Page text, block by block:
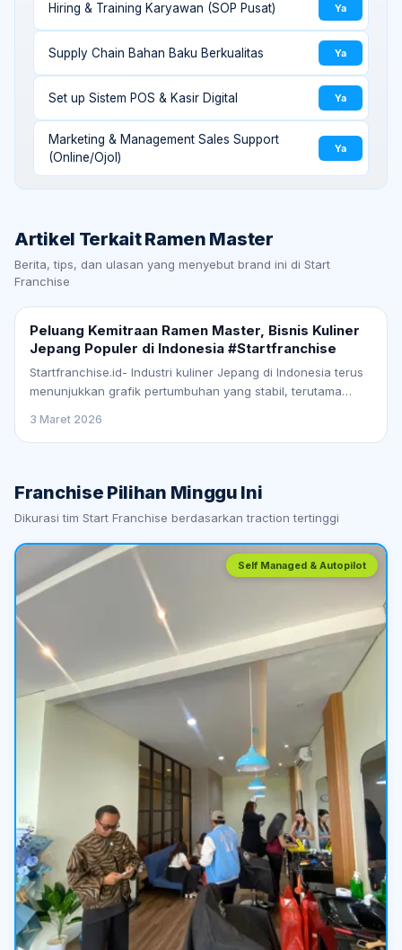
Hiring & Training Karyawan (SOP Pusat) Ya
Supply Chain Bahan Baku Berkualitas Ya
Set up Sistem POS & Kasir Digital Ya
Marketing & Management Sales Support
(Online/Ojol)
Ya
Artikel TerkaitRamen Master
Berita, tips, dan ulasan yang menyebut brand ini di Start
Franchise
Peluang Kemitraan Ramen Master, Bisnis Kuliner
Jepang Populer di Indonesia #Startfranchise
Startfranchise.id- Industri kuliner Jepang di Indonesia terus
menunjukkan grafik pertumbuhan yang stabil, terutama
3 Maret 2026
Franchise Pilihan Minggu Ini
Dikurasi tim Start Franchise berdasarkan traction tertinggi
Self Managed & Autopilot